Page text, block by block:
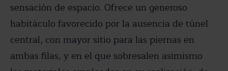
sensación de espacio. Ofrece un generoso
habitáculo favorecido por la ausencia de túnel
central, con mayor sitio para las piernas en
ambas filas, y en el que sobresalen asimismo